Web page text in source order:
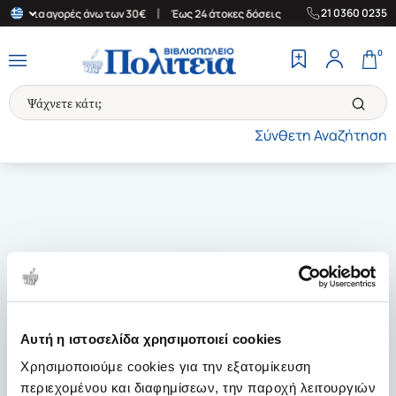
Αυτή η ιστοσελίδα χρησιμοποιεί cookies
Χρησιμοποιούμε cookies για την εξατομίκευση
περιεχομένου και διαφημίσεων, την παροχή λειτουργιών
για αγορές άνω των 30€ Έως 24 άτοκες δόσεις | Δωρεάν
21 0360 0235
Σύνθετη Αναζήτηση
0